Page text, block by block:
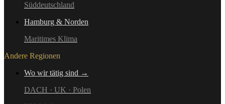
Süddeutschland
Hamburg & Norden
Maritimes Klima
Andere Regionen
Wo wir tätig sind →
DACH · UK · Polen